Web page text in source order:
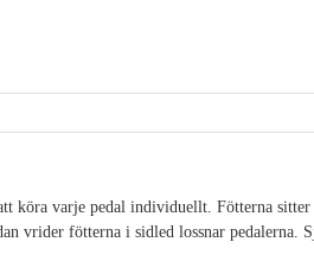
köra varje pedal individuellt. Fötterna sitter
vrider fötterna i sidled lossnar pedalerna.